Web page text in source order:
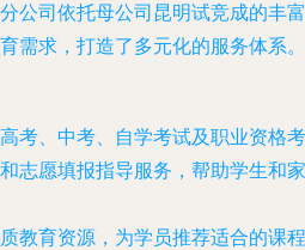
公司依托母公司昆明试竞成的丰富
需求，打造了多元化的服务体系。
高考、中考、自学考试及职业资格考
志愿填报指导服务，帮助学生和家
质教育资源，为学员推荐适合的课程